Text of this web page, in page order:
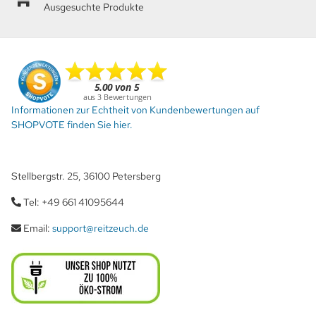
Ausgesuchte Produkte
Informationen zur Echtheit von Kundenbewertungen auf
SHOPVOTE finden Sie hier.
Stellbergstr. 25, 36100 Petersberg
Tel: +49 661 41095644
Email: support@reitzeuch.de